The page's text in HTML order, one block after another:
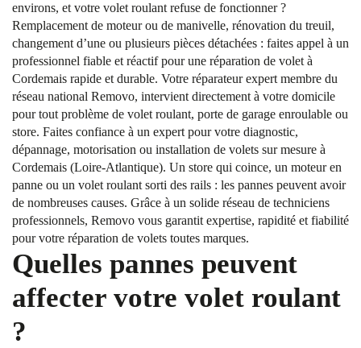
environs, et votre volet roulant refuse de fonctionner ?
Remplacement de moteur ou de manivelle, rénovation du treuil,
changement d’une ou plusieurs pièces détachées : faites appel à un
professionnel fiable et réactif pour une réparation de volet à
Cordemais rapide et durable. Votre réparateur expert membre du
réseau national Removo, intervient directement à votre domicile
pour tout problème de volet roulant, porte de garage enroulable ou
store. Faites confiance à un expert pour votre diagnostic,
dépannage, motorisation ou installation de volets sur mesure à
Cordemais (Loire-Atlantique). Un store qui coince, un moteur en
panne ou un volet roulant sorti des rails : les pannes peuvent avoir
de nombreuses causes. Grâce à un solide réseau de techniciens
professionnels, Removo vous garantit expertise, rapidité et fiabilité
pour votre réparation de volets toutes marques.
Quelles pannes peuvent
affecter votre volet roulant
?